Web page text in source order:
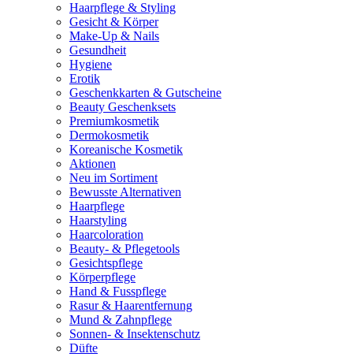
Haarpflege & Styling
Gesicht & Körper
Make-Up & Nails
Gesundheit
Hygiene
Erotik
Geschenkkarten & Gutscheine
Beauty Geschenksets
Premiumkosmetik
Dermokosmetik
Koreanische Kosmetik
Aktionen
Neu im Sortiment
Bewusste Alternativen
Haarpflege
Haarstyling
Haarcoloration
Beauty- & Pflegetools
Gesichtspflege
Körperpflege
Hand & Fusspflege
Rasur & Haarentfernung
Mund & Zahnpflege
Sonnen- & Insektenschutz
Düfte